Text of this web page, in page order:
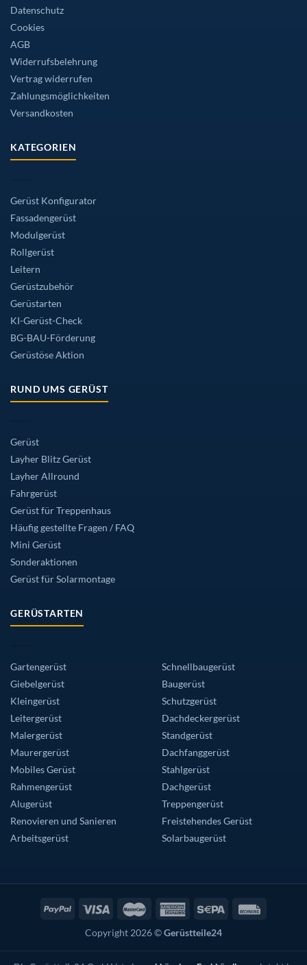
Datenschutz
Cookies
AGB
Widerrufsbelehrung
Vertrag widerrufen
Zahlungsmöglichkeiten
Versandkosten
KATEGORIEN
Gerüst Konfigurator
Fassadengerüst
Modulgerüst
Rollgerüst
Leitern
Gerüstzubehör
Gerüstarten
KI-Gerüst-Check
BG-BAU-Förderung
Gerüstöse Aktion
RUND UMS GERÜST
Gerüst
Layher Blitz Gerüst
Layher Allround
Fahrgerüst
Gerüst für Treppenhaus
Häufig gestellte Fragen / FAQ
Mini Gerüst
Sonderaktionen
Gerüst für Solarmontage
GERÜSTARTEN
Gartengerüst
Giebelgerüst
Kleingerüst
Leitergerüst
Malergerüst
Maurergerüst
Mobiles Gerüst
Rahmengerüst
Alugerüst
Renovieren und Sanieren
Arbeitsgerüst
Schnellbaugerüst
Baugerüst
Schutzgerüst
Dachdeckergerüst
Standgerüst
Dachfanggerüst
Stahlgerüst
Dachgerüst
Treppengerüst
Freistehendes Gerüst
Solarbaugerüst
Copyright 2026 ©Gerüstteile24